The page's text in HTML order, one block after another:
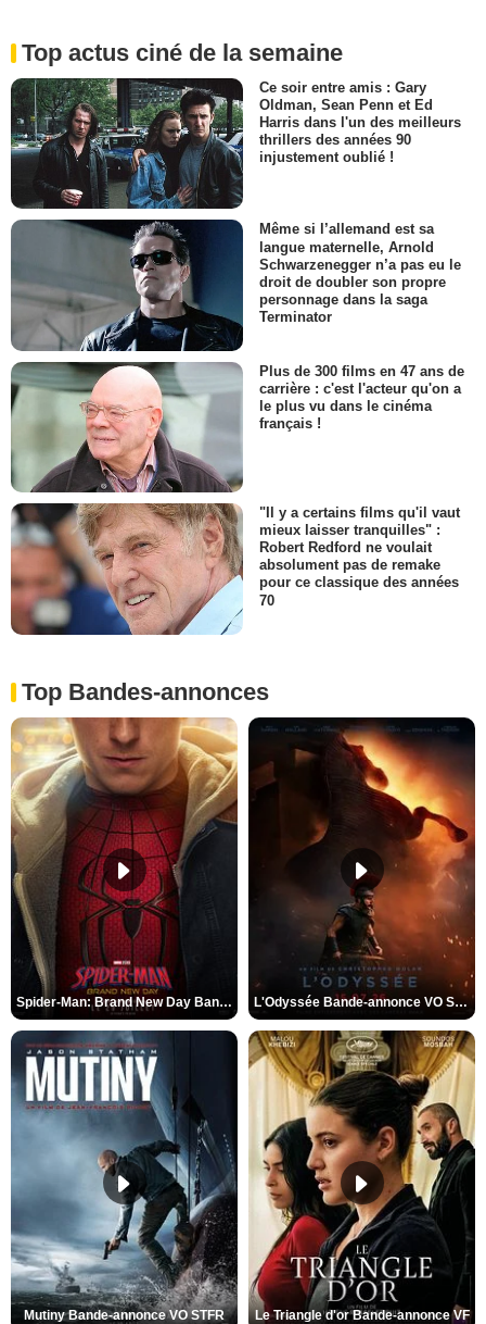
Top actus ciné de la semaine
Ce soir entre amis : Gary
Oldman, Sean Penn et Ed
Harris dans l'un des meilleurs
thrillers des années 90
injustement oublié !
Même si l’allemand est sa
langue maternelle, Arnold
Schwarzenegger n’a pas eu le
droit de doubler son propre
personnage dans la saga
Terminator
Plus de 300 films en 47 ans de
carrière : c'est l'acteur qu'on a
le plus vu dans le cinéma
français !
"Il y a certains films qu'il vaut
mieux laisser tranquilles" :
Robert Redford ne voulait
absolument pas de remake
pour ce classique des années
70
Top Bandes-annonces
Spider-Man: Brand New Day Bande-annonce VO STFR L'Odyssée Bande-annonce VO STFR
Mutiny Bande-annonce VO STFR Le Triangle d'or Bande-annonce VF